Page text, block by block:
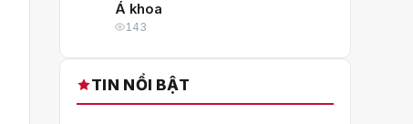
Á khoa
143
TIN NỔI BẬT